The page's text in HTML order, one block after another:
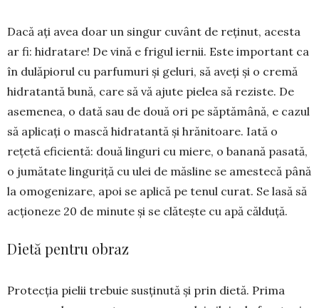
Dacă ați avea doar un singur cuvânt de reținut, acesta
ar fi: hidra­tare! De vină e frigul iernii. Este important ca
în dulăpiorul cu parf­umuri și geluri, să aveți și o cre­mă
hidratantă bună, care să vă ajute pie­lea să reziste. De
asemenea, o dată sau de două ori pe săptămână, e cazul
să aplicați o mască hidratantă și hră­nitoare. Iată o
rețetă eficientă: două linguri cu miere, o banană pa­sată,
o jumătate linguriță cu ulei de măsline se amestecă până
la omo­genizare, apoi se aplică pe tenul cu­rat. Se lasă să
acționeze 20 de minute și se clă­tește cu apă călduță.
Dietă pentru obraz
Protecția pielii trebuie susținută și prin dietă. Prima